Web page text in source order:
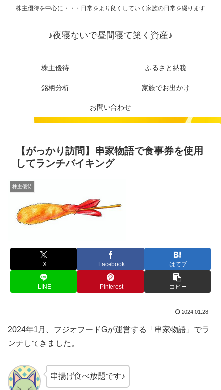
株主優待を中心に・・・日常をより良くしていく家族の日常を綴ります
♪夜寝ないで昼間寝て築く資産♪
株主優待 ふるさと納税
銘柄分析 家族でお出かけ
お問い合わせ
【がっかり訪問】串家物語で食事券を使用
してランチバイキング
株主優待
X Facebook はてブ
LINE Pinterest コピー
2024.01.28
2024年1月、フジオフードGが運営する「串家物語」でラ
ンチしてきました。
串揚げ食べ放題です♪